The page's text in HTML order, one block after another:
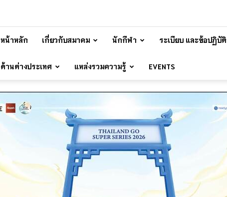
หน้าหลัก เกี่ยวกับสมาคม นักกีฬา ระเบียบ และข้อปฏิบัติ
ด้านต่างประเทศ แหล่งรวมความรู้ EVENTS